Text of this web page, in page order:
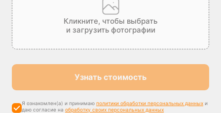
Кликните, чтобы выбрать
и загрузить фотографии
Узнать стоимость
Я ознакомлен(а) и принимаю политики обработки персональных данных и
даю согласие на обработку своих персональных данных